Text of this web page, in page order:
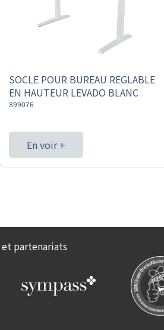
SOCLE POUR BUREAU REGLABLE
EN HAUTEUR LEVADO BLANC
899076
En voir +
partenariats